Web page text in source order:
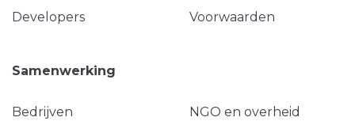
Developers Voorwaarden
Samenwerking
Bedrijven NGO en overheid